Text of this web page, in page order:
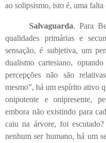
ao solipsismo, isto é, uma
Salvaguarda. Para
qualidades primárias e
sensação, é subjetiva, um
dualismo cartesiano,
percepções não são
mesmo”, há um espírito ativo
onipotente e onipresente,
embora não existindo para
caiu na árvore, foi
nenhum ser humano, há um